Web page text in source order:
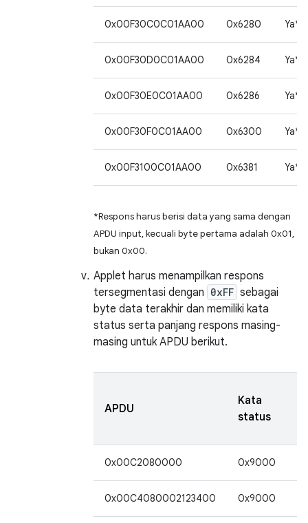
0x00F30C0C01AA00 0x6280 Ya*
0x00F30D0C01AA00 0x6284 Ya*
0x00F30E0C01AA00 0x6286 Ya*
0x00F30F0C01AA00 0x6300 Ya*
0x00F3100C01AA00 0x6381 Ya*
*Respons harus berisi data yang sama dengan
APDU input, kecuali byte pertama adalah 0x01,
bukan 0x00.
Applet harus menampilkan respons
tersegmentasi dengan 0xFF sebagai
byte data terakhir dan memiliki kata
status serta panjang respons masing-
masing untuk APDU berikut.
APDU
Kata
status
0x00C2080000 0x9000
0x00C4080002123400 0x9000